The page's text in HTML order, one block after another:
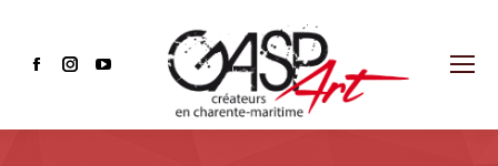
Facebook
opens
Instagram
opens
YouTube
opens